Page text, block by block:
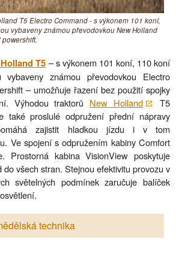
T5 Electro Command - s výkonem 101 koní,
vybaveny známou převodovkou New Holland
T5 – s výkonem 101 koní, 110 koní
známou převodovkou Electro
– umožňuje řazení bez použití spojky
Výhodou traktorů New Holland
T5
také proslulé odpružení přední nápravy
zajistit hladkou jízdu i v tom
Ve spojení s odpružením kabiny Comfort
Prostorná kabina VisionView poskytuje
do všech stran. Stejnou efektivitu provozu v
světelných podmínek zaručuje balíček
technika